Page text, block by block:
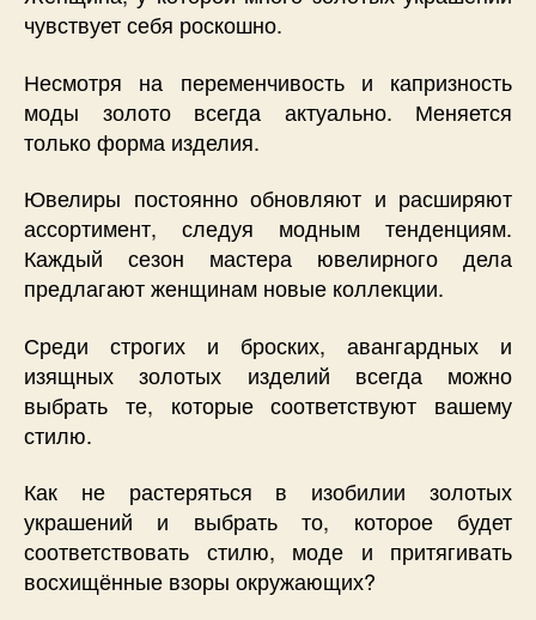
чувствует себя роскошно.
Несмотря на переменчивость и капризность
моды золото всегда актуально. Меняется
только форма изделия.
Ювелиры постоянно обновляют и расширяют
ассортимент, следуя модным тенденциям.
Каждый сезон мастера ювелирного дела
предлагают женщинам новые коллекции.
Среди строгих и броских, авангардных и
изящных золотых изделий всегда можно
выбрать те, которые соответствуют вашему
стилю.
Как не растеряться в изобилии золотых
украшений и выбрать то, которое будет
соответствовать стилю, моде и притягивать
восхищённые взоры окружающих?